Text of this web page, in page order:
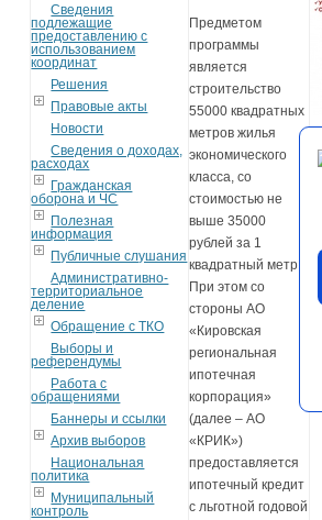
Сведения
подлежащие
предоставлению с
использованием
координат
Решения
Правовые акты
Новости
Сведения о доходах,
расходах
Гражданская
оборона и ЧС
Полезная
информация
Публичные слушания
Административно-
территориальное
деление
Обращение с ТКО
Выборы и
референдумы
Работа с
обращениями
Баннеры и ссылки
Архив выборов
Национальная
политика
Муниципальный
контроль
Предметом
программы
является
строительство
55000 квадратных
метров жилья
экономического
класса, со
стоимостью не
выше 35000
рублей за 1
квадратный метр.
При этом со
стороны АО
«Кировская
региональная
ипотечная
корпорация»
(далее – АО
«КРИК»)
предоставляется
ипотечный кредит
с льготной годовой